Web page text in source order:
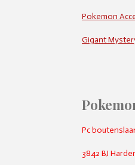
Pokemon
Gigant
Pc
3842 BJ